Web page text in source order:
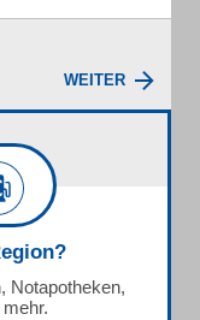
WEITER
Notapotheken,